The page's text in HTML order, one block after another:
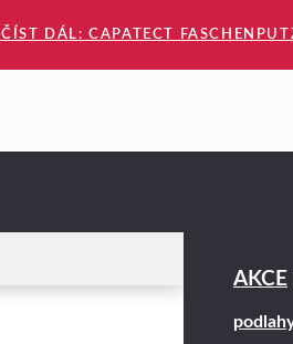
ČÍST DÁL: CAPATECT
AKCE